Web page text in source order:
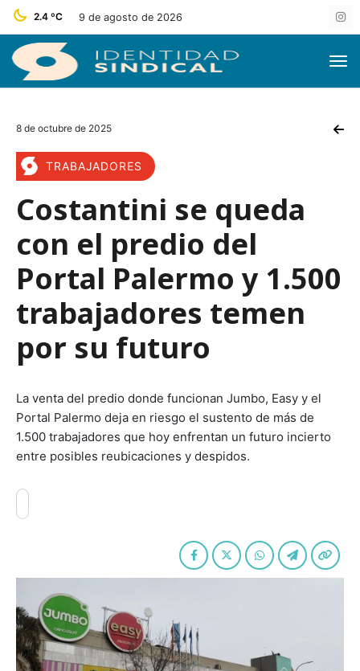
2.4 ºC 9 de agosto de 2026
8 de octubre de 2025
TRABAJADORES
Costantini se queda
con el predio del
Portal Palermo y 1.500
trabajadores temen
por su futuro
La venta del predio donde funcionan Jumbo, Easy y el
Portal Palermo deja en riesgo el sustento de más de
1.500 trabajadores que hoy enfrentan un futuro incierto
entre posibles reubicaciones y despidos.